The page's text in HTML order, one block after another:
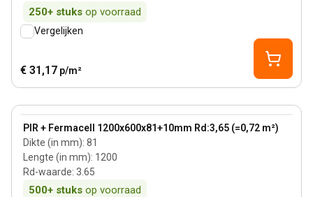
250+ stuks op voorraad
Vergelijken
€ 31,17 p/m²
PIR + Fermacell 1200x600x81+10mm Rd:3,65 (=0,72 m²)
Dikte (in mm): 81
Lengte (in mm): 1200
Rd-waarde: 3.65
500+ stuks op voorraad
View product